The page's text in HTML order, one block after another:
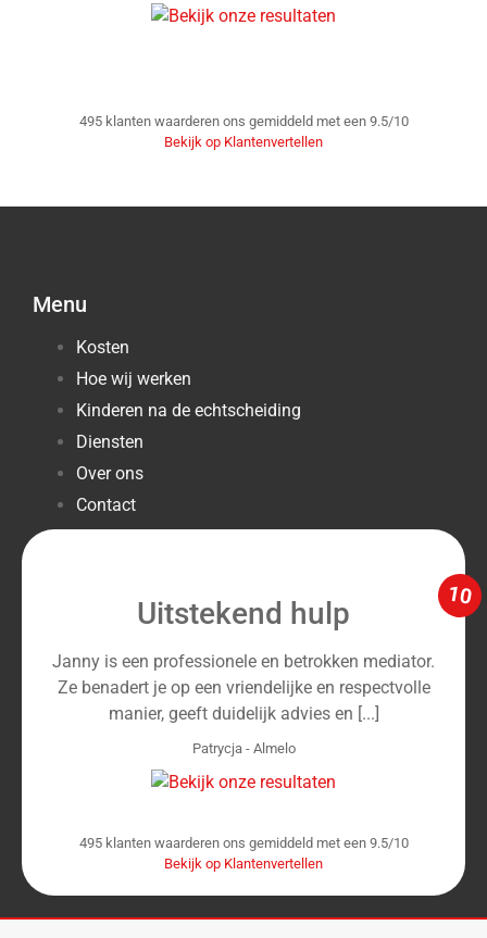
klanten waarderen ons gemiddeld met een
Kosten
Hoe wij werken
Kinderen na de echtscheiding
Diensten
Over ons
Contact
10
Uitstekend hulp
Janny is een professionele en betrokken mediator.
Ze benadert je op een vriendelijke en respectvolle
manier, geeft duidelijk advies en [...]
Patrycja - Almelo
klanten waarderen ons gemiddeld met een